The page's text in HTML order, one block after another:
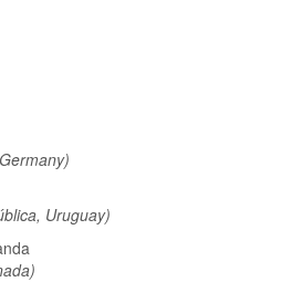
Uruguay)